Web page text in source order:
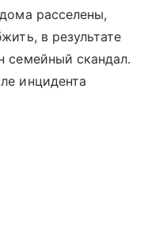
расселены,
в результате
семейный скандал.
инцидента